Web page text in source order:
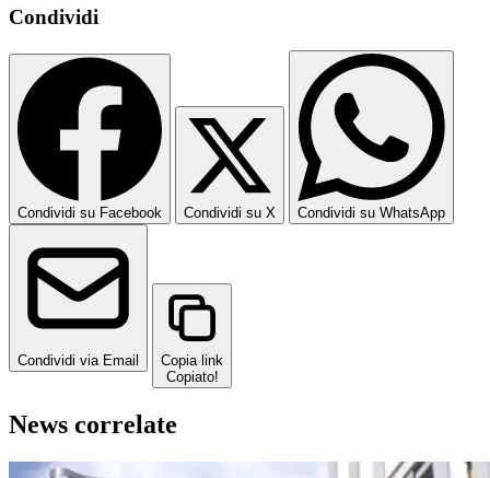
Condividi
Condividi su Facebook Condividi su X Condividi su WhatsApp
Condividi via Email
Copia link
Copiato!
News correlate